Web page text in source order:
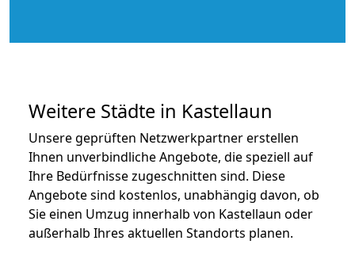
Weitere Städte in Kastellaun
Unsere geprüften Netzwerkpartner erstellen
Ihnen unverbindliche Angebote, die speziell auf
Ihre Bedürfnisse zugeschnitten sind. Diese
Angebote sind kostenlos, unabhängig davon, ob
Sie einen Umzug innerhalb von Kastellaun oder
außerhalb Ihres aktuellen Standorts planen.